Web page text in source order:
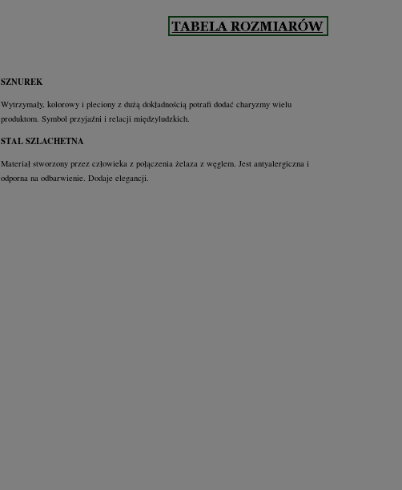
SZNUREK
Wytrzymały, kolorowy i pleciony z dużą dokładnością potrafi dodać charyzmy wielu
produktom. Symbol przyjaźni i relacji międzyludzkich.
STAL SZLACHETNA
Materiał stworzony przez człowieka z połączenia żelaza z węglem. Jest antyalergiczna i
odporna na odbarwienie. Dodaje elegancji.